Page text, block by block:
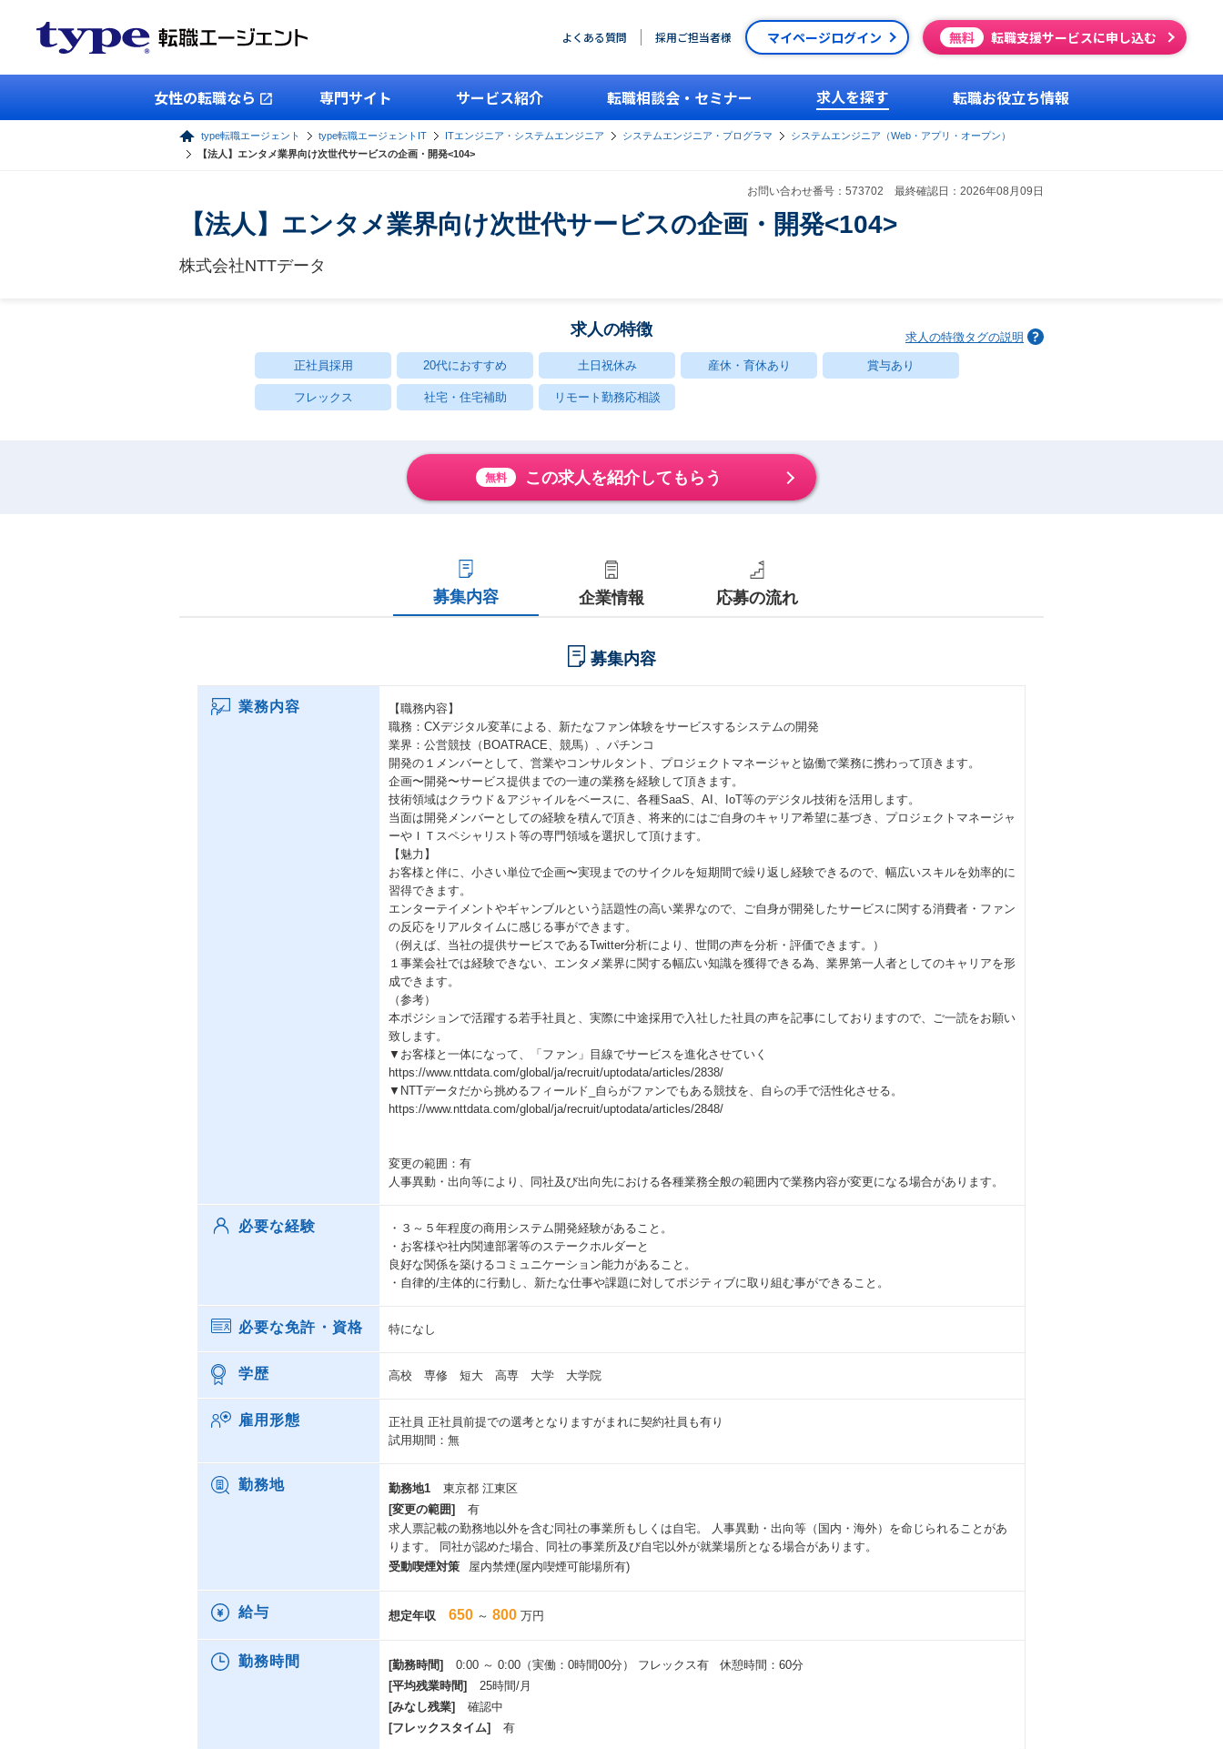
よくある質問 採用ご担当者様 マイページログイン 無料 転職支援サービスに申し込む
女性の転職なら 専門サイト サービス紹介 転職相談会・セミナー 求人を探す 転職お役立ち情報
type転職エージェント type転職エージェントIT ITエンジニア・システムエンジニア システムエンジニア・プログラマ
システムエンジニア（Web・アプリ・オープン）
【法人】エンタメ業界向け次世代サービスの企画・開発<104>
お問い合わせ番号：573702 最終確認日：2026年08月09日
【法人】エンタメ業界向け次世代サービスの企画・開発<104>
株式会社NTTデータ
求人の特徴 求人の特徴タグの説明
正社員採用 20代におすすめ 土日祝休み 産休・育休あり 賞与あり
フレックス 社宅・住宅補助 リモート勤務応相談
無料 この求人を紹介してもらう
募集内容 企業情報 応募の流れ
募集内容
業務内容
【職務内容】
職務：CXデジタル変革による、新たなファン体験をサービスするシステムの開発
業界：公営競技（BOATRACE、競馬）、パチンコ
開発の１メンバーとして、営業やコンサルタント、プロジェクトマネージャと協働で業務に携わって頂きます。
企画〜開発〜サービス提供までの一連の業務を経験して頂きます。
技術領域はクラウド＆アジャイルをベースに、各種SaaS、AI、IoT等のデジタル技術を活用します。
当面は開発メンバーとしての経験を積んで頂き、将来的にはご自身のキャリア希望に基づき、プロジェクトマネージャ
ーやＩＴスペシャリスト等の専門領域を選択して頂けます。
【魅力】
お客様と伴に、小さい単位で企画〜実現までのサイクルを短期間で繰り返し経験できるので、幅広いスキルを効率的に
習得できます。
エンターテイメントやギャンブルという話題性の高い業界なので、ご自身が開発したサービスに関する消費者・ファン
の反応をリアルタイムに感じる事ができます。
（例えば、当社の提供サービスであるTwitter分析により、世間の声を分析・評価できます。）
１事業会社では経験できない、エンタメ業界に関する幅広い知識を獲得できる為、業界第一人者としてのキャリアを形
成できます。
（参考）
本ポジションで活躍する若手社員と、実際に中途採用で入社した社員の声を記事にしておりますので、ご一読をお願い
致します。
▼お客様と一体になって、「ファン」目線でサービスを進化させていく
https://www.nttdata.com/global/ja/recruit/uptodata/articles/2838/
▼NTTデータだから挑めるフィールド_自らがファンでもある競技を、自らの手で活性化させる。
https://www.nttdata.com/global/ja/recruit/uptodata/articles/2848/
変更の範囲：有
人事異動・出向等により、同社及び出向先における各種業務全般の範囲内で業務内容が変更になる場合があります。
必要な経験
・３～５年程度の商用システム開発経験があること。
・お客様や社内関連部署等のステークホルダーと
良好な関係を築けるコミュニケーション能力があること。
・自律的/主体的に行動し、新たな仕事や課題に対してポジティブに取り組む事ができること。
必要な免許・資格 特になし
学歴 高校 専修 短大 高専 大学 大学院
雇用形態 正社員 正社員前提での選考となりますがまれに契約社員も有り
試用期間：無
勤務地 勤務地1
東京都 江東区
[変更の範囲]
有
求人票記載の勤務地以外を含む同社の事業所もしくは自宅。 人事異動・出向等（国内・海外）を命じられることがあ
ります。 同社が認めた場合、同社の事業所及び自宅以外が就業場所となる場合があります。
受動喫煙対策
屋内禁煙(屋内喫煙可能場所有)
給与 想定年収 650 ～ 800 万円
勤務時間 [勤務時間]
0:00 ～ 0:00（実働：0時間00分） フレックス有 休憩時間：60分
[平均残業時間]
25時間/月
[みなし残業]
確認中
[フレックスタイム]
有